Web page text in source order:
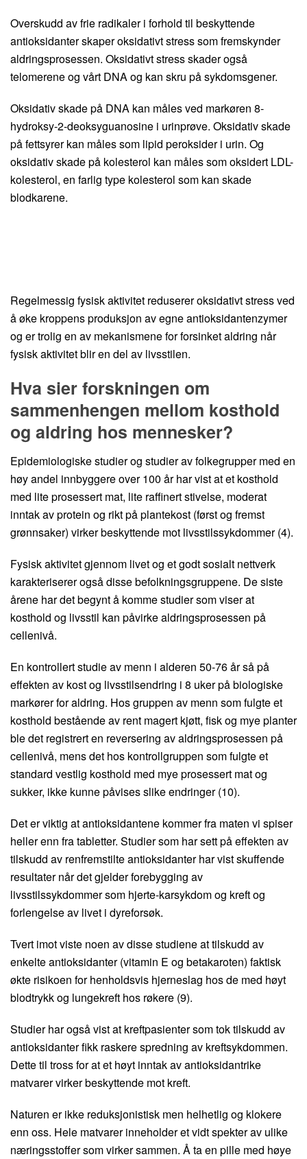
Overskudd av frie radikaler i forhold til beskyttende
antioksidanter skaper oksidativt stress som fremskynder
aldringsprosessen. Oksidativt stress skader også
telomerene og vårt DNA og kan skru på sykdomsgener.
Oksidativ skade på DNA kan måles ved markøren 8-
hydroksy-2-deoksyguanosine i urinprøve. Oksidativ skade
på fettsyrer kan måles som lipid peroksider i urin. Og
oksidativ skade på kolesterol kan måles som oksidert LDL-
kolesterol, en farlig type kolesterol som kan skade
blodkarene.
Regelmessig fysisk aktivitet reduserer oksidativt stress ved
å øke kroppens produksjon av egne antioksidantenzymer
og er trolig en av mekanismene for forsinket aldring når
fysisk aktivitet blir en del av livsstilen.
Hva sier forskningen om
sammenhengen mellom kosthold
og aldring hos mennesker?
Epidemiologiske studier og studier av folkegrupper med en
høy andel innbyggere over 100 år har vist at et kosthold
med lite prosessert mat, lite raffinert stivelse, moderat
inntak av protein og rikt på plantekost (først og fremst
grønnsaker) virker beskyttende mot livsstilssykdommer (4).
Fysisk aktivitet gjennom livet og et godt sosialt nettverk
karakteriserer også disse befolkningsgruppene. De siste
årene har det begynt å komme studier som viser at
kosthold og livsstil kan påvirke aldringsprosessen på
cellenivå.
En kontrollert studie av menn i alderen 50-76 år så på
effekten av kost og livsstilsendring i 8 uker på biologiske
markører for aldring. Hos gruppen av menn som fulgte et
kosthold bestående av rent magert kjøtt, fisk og mye planter
ble det registrert en reversering av aldringsprosessen på
cellenivå, mens det hos kontrollgruppen som fulgte et
standard vestlig kosthold med mye prosessert mat og
sukker, ikke kunne påvises slike endringer (10).
Det er viktig at antioksidantene kommer fra maten vi spiser
heller enn fra tabletter. Studier som har sett på effekten av
tilskudd av renfremstilte antioksidanter har vist skuffende
resultater når det gjelder forebygging av
livsstilssykdommer som hjerte-karsykdom og kreft og
forlengelse av livet i dyreforsøk.
Tvert imot viste noen av disse studiene at tilskudd av
enkelte antioksidanter (vitamin E og betakaroten) faktisk
økte risikoen for henholdsvis hjerneslag hos de med høyt
blodtrykk og lungekreft hos røkere (9).
Studier har også vist at kreftpasienter som tok tilskudd av
antioksidanter fikk raskere spredning av kreftsykdommen.
Dette til tross for at et høyt inntak av antioksidantrike
matvarer virker beskyttende mot kreft.
Naturen er ikke reduksjonistisk men helhetlig og klokere
enn oss. Hele matvarer inneholder et vidt spekter av ulike
næringsstoffer som virker sammen. Å ta en pille med høye